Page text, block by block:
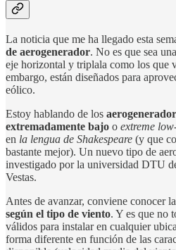
La noticia que me ha llegado esta
de aerogenerador. No es que sea
eje horizontal y triplala como los que
embargo, están diseñados para
eólico.
Estoy hablando de los
extremadamente bajo o extreme
en la lengua de Shakespeare (y que
bastante mejor). Un nuevo tipo de
investigado por la universidad DTU
Vestas.
Antes de avanzar, conviene conocer
según el tipo de viento. Y es que no
válidos para instalar en cualquier
forma diferente en función de las